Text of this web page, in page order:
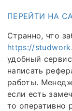
ПЕРЕЙТИ НА
Странно, что
https://
удобный
написать
работы.
если есть
то оперативно